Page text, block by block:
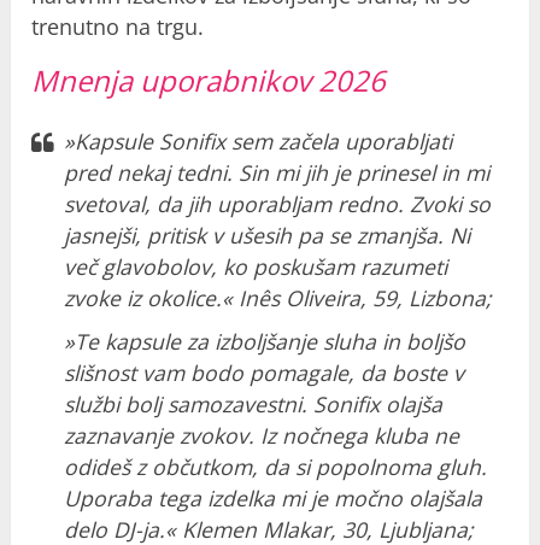
trenutno na trgu.
Mnenja uporabnikov 2026
»Kapsule Sonifix sem začela uporabljati
pred nekaj tedni. Sin mi jih je prinesel in mi
svetoval, da jih uporabljam redno. Zvoki so
jasnejši, pritisk v ušesih pa se zmanjša. Ni
več glavobolov, ko poskušam razumeti
zvoke iz okolice.« Inês Oliveira, 59, Lizbona;
»Te kapsule za izboljšanje sluha in boljšo
slišnost vam bodo pomagale, da boste v
službi bolj samozavestni. Sonifix olajša
zaznavanje zvokov. Iz nočnega kluba ne
odideš z občutkom, da si popolnoma gluh.
Uporaba tega izdelka mi je močno olajšala
delo DJ-ja.« Klemen Mlakar, 30, Ljubljana;